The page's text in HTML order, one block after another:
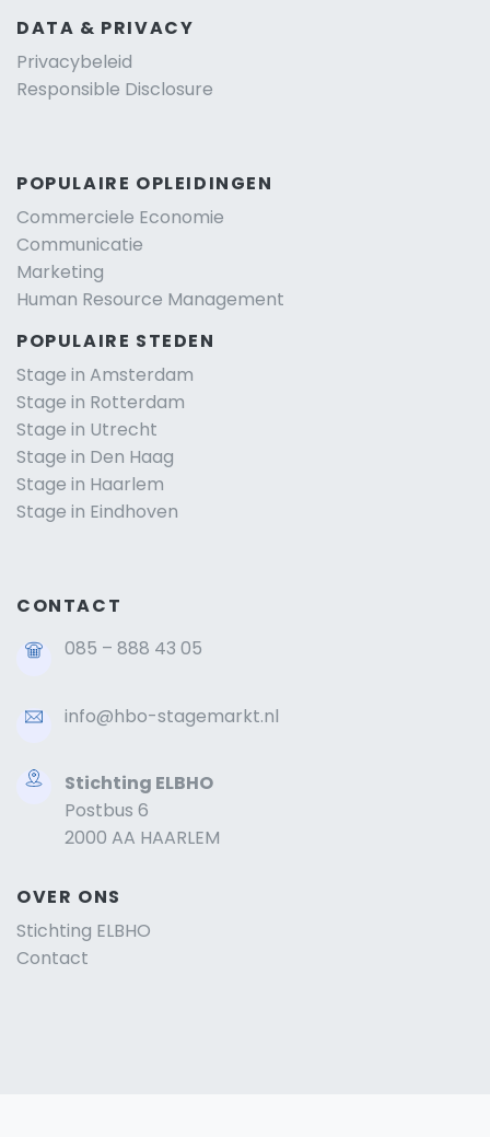
DATA & PRIVACY
Privacybeleid
Responsible Disclosure
POPULAIRE OPLEIDINGEN
Commerciele Economie
Communicatie
Marketing
Human Resource Management
POPULAIRE STEDEN
Stage in Amsterdam
Stage in Rotterdam
Stage in Utrecht
Stage in Den Haag
Stage in Haarlem
Stage in Eindhoven
CONTACT
085 – 888 43 05
info@hbo-stagemarkt.nl
Stichting ELBHO
Postbus 6
2000 AA HAARLEM
OVER ONS
Stichting ELBHO
Contact